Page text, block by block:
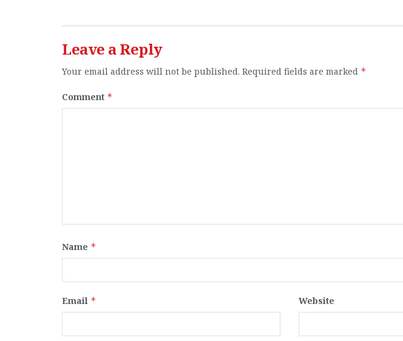
Leave a Reply
Your email address will not be published. Required fields are marked *
Comment *
Name *
Email * Website